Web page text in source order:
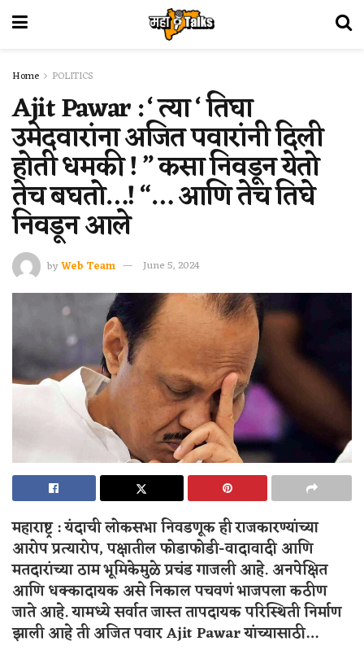
Home POLITICS
Ajit Pawar : ‘ त्या ‘ तिघा
उमेदवारांना अजित पवारांनी दिली
होती धमकी ! ” कसा निवडून येतो
तेच बघतो…! “… आणि तेच तिघे
निवडून आले
byWeb Team June 5, 2024
महाराष्ट्र : यंदाची लोकसभा निवडणूक ही राजकारण्यांच्या
आरोप प्रत्यारोप, पक्षातील फोडाफोडी-वादावादी आणि
मतदारांच्या ठाम भूमिकेमुळे प्रचंड गाजली आहे. अनपेक्षित
आणि धक्कादायक असे निकाल पचवणं भाजपला कठीण
जाते आहे. यामध्ये सर्वात जास्त तापदायक परिस्थिती निर्माण
झाली आहे ती अजित पवार Ajit Pawarयांच्यासाठी…